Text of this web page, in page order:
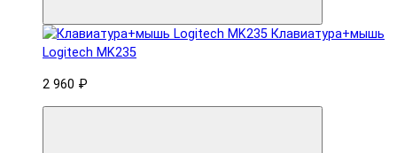
Клавиатура+мышь
Logitech MK235
2 960 ₽